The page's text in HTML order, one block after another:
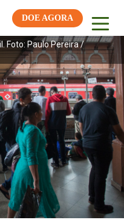
DOE AGORA
Foto: Paulo Pereira /